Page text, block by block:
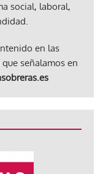
social, laboral,
en las
señalamos en